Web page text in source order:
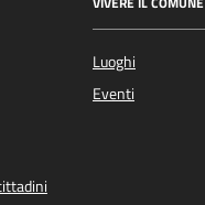
Luoghi
Eventi